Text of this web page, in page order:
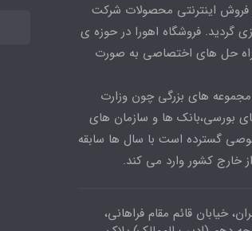
فروش اینترنتی محصولات شرکت
راه اندازی گردید. فروشگاه اهورا در حوزه ی
راه حل های اختصاصی به صورت
مجموعه های بزرگی چون وزارت
بورسی،بانک ها و سازمان های
گسترده است با سال ها سابقه
خارج کشور وارد می کند.
خیابان قائم مقام فراهانی،